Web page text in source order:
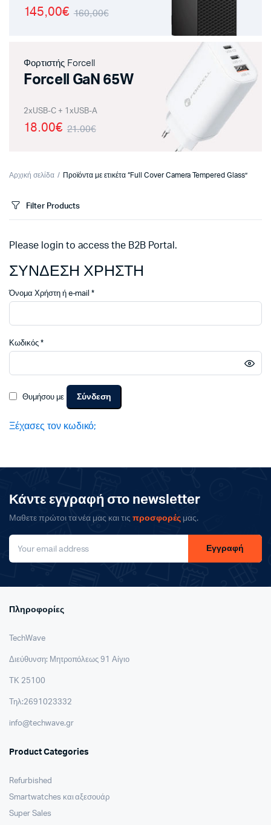
160,00€
145,00€
Φορτιστής Forcell
Forcell GaN 65W
2xUSB-C + 1xUSB-A
21.00€
18.00€
Αρχική σελίδα Προϊόντα με ετικέτα “Full Cover Camera Tempered Glass”
Filter Products
Please login to access the B2B Portal.
ΣΥΝΔΕΣΗ ΧΡΗΣΤΗ
Όνομα Χρήστη ή e-mail*Απαιτείται
Κωδικός *Απαιτείται
Θυμήσου με Σύνδεση
Ξέχασες τον κωδικό;
Κάντε εγγραφή στο newsletter
Μαθετε πρώτοι τα νέα μας και τιςπροσφορέςμας.
Εγγραφή
Πληροφορίες
TechWave
Διεύθυνση: Μητροπόλεως 91 Αίγιο
ΤΚ 25100
Τηλ:2691023332
info@techwave.gr
Product Categories
Refurbished
Smartwatches και αξεσουάρ
Super Sales